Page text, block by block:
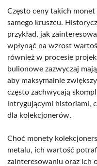
Często ceny takich
samego kruszcu.
przykład, jak
wpłynąć na wzrost
również w procesie
bulionowe zazwyczaj
aby maksymalnie
często zachwycają
intrygującymi historiami,
dla kolekcjonerów.
Choć monety
metalu, ich wartość
zainteresowaniu oraz ich